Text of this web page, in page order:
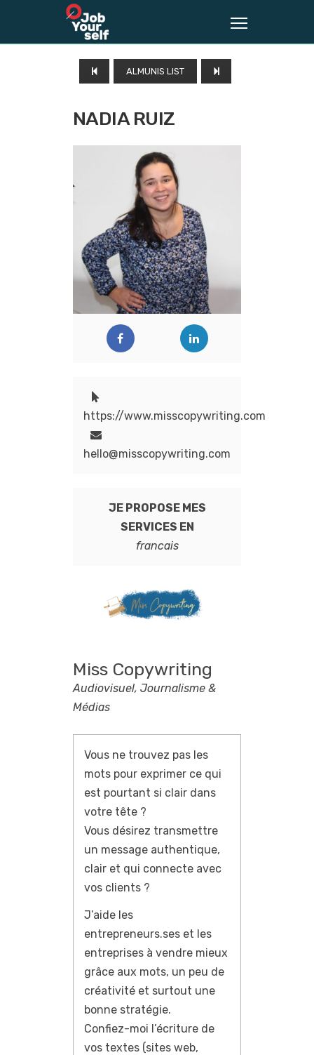
ALMUNIS LIST
NADIA RUIZ
https://www.misscopywriting.com
hello@misscopywriting.com
JE PROPOSE MES
SERVICES EN
francais
Miss Copywriting
Audiovisuel, Journalisme &
Médias
Vous ne trouvez pas les
mots pour exprimer ce qui
est pourtant si clair dans
votre tête ?
Vous désirez transmettre
un message authentique,
clair et qui connecte avec
vos clients ?
J’aide les
entrepreneurs.ses et les
entreprises à vendre mieux
grâce aux mots, un peu de
créativité et surtout une
bonne stratégie.
Confiez-moi l’écriture de
vos textes (sites web,